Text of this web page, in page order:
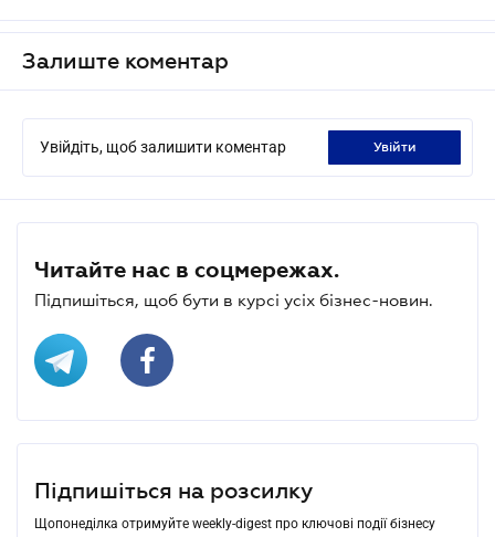
Залиште коментар
Увійдіть, щоб залишити коментар увійти
Читайте нас в соцмережах.
Підпишіться, щоб бути в курсі усіх бізнес-новин.
Підпишіться на розсилку
Щопонеділка отримуйте weekly-digest про ключові події бізнесу